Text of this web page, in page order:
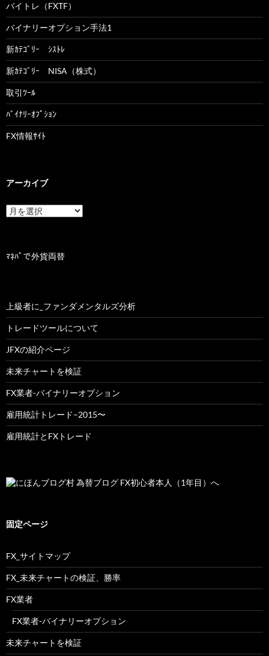
バイトレ（FXTF）
バイナリーオプション手法1
新ｶﾃｺﾞﾘｰ ｼｽﾄﾚ
新ｶﾃｺﾞﾘｰ NISA（株式）
取引ﾂｰﾙ
ﾊﾞｲﾅﾘｰｵﾌﾟｼｮﾝ
FX情報ｻｲﾄ
アーカイブ
ア
ー
ブ
ﾏﾈﾊﾟで外貨両替
上級者に_ファンダメンタルズ分析
トレードツールについて
JFXの紹介ページ
未来チャートを検証
FX業者-バイナリーオプション
雇用統計トレード–2015〜
雇用統計とFXトレード
固定ページ
FX_サイトマップ
FX_未来チャートの検証、勝率
FX業者
FX業者-バイナリーオプション
未来チャートを検証